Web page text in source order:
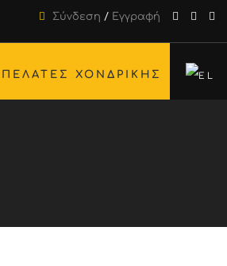
Σύνδεση / Εγγραφή
ΠΕΛΑΤΕΣ ΧΟΝΔΡΙΚΗΣ